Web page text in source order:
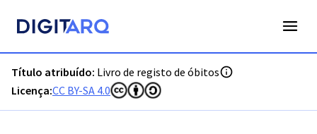
Título atribuído: Livro de registo de óbitos
Licença:CC BY-SA 4.0